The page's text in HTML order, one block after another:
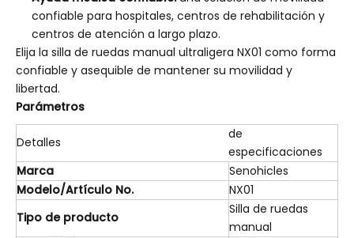
confiable para hospitales, centros de rehabilitación y
centros de atención a largo plazo.
Elija la silla de ruedas manual ultraligera NX01 como forma
confiable y asequible de mantener su movilidad y
libertad.
Parámetros
Detalles
de
especificaciones
Marca
Senohicles
Modelo/Artículo No.
NX01
Tipo de producto
Silla de ruedas
manual